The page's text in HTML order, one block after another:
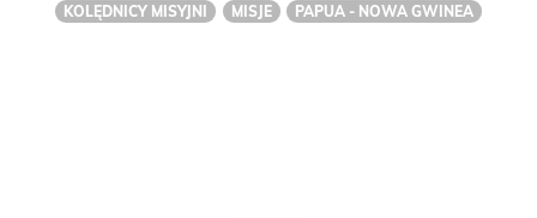
KOLĘDNICY MISYJNI MISJE PAPUA - NOWA GWINEA